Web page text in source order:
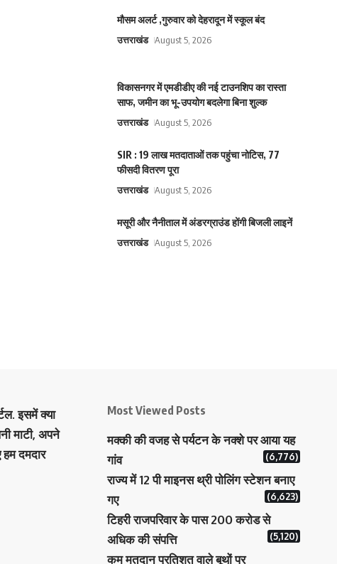
मौसम अलर्ट ,गुरुवार को देहरादून में स्कूल बंद
उत्तराखंड August 5, 2026
विकासनगर में एमडीडीए की नई टाउनशिप का रास्ता
साफ, जमीन का भू-उपयोग बदलेगा बिना शुल्क
उत्तराखंड August 5, 2026
SIR : 19 लाख मतदाताओं तक पहुंचा नोटिस, 77
फीसदी वितरण पूरा
उत्तराखंड August 5, 2026
मसूरी और नैनीताल में अंडरग्राउंड होंगी बिजली लाइनें
उत्तराखंड August 5, 2026
इसमें क्या
माटी, अपने
दमदार
Most Viewed Posts
मक्‍की की वजह से पर्यटन के नक्‍शे पर आया यह
गांव
(6,776)
राज्य में 12 पी माइनस थ्री पोलिंग स्टेशन बनाए
गए
(6,623)
टिहरी राजपरिवार के पास 200 करोड से
अधिक की संपत्ति
(5,120)
कम मतदान प्रतिशत वाले बूथों पर